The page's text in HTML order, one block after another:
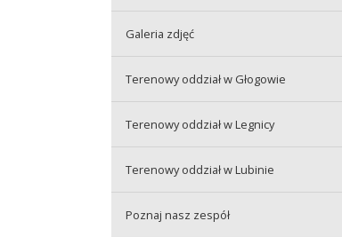
Galeria zdjęć
Terenowy oddział w Głogowie
Terenowy oddział w Legnicy
Terenowy oddział w Lubinie
Poznaj nasz zespół